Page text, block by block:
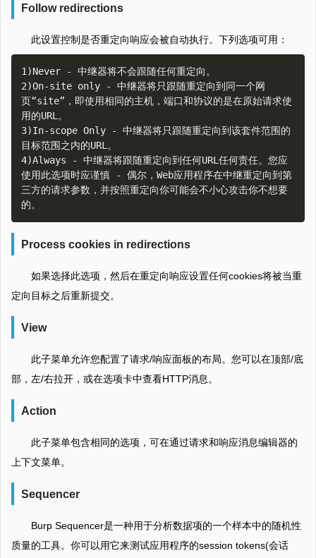
Follow redirections
此设置控制是否重定向响应会被自动执行。下列选项可用：
1)Never - 中继器将不会跟随任何重定向。
2)On-site only - 中继器将只跟随重定向到同一个网
页“site”，即使用相同的主机，端口和协议的是在原始请求使
用的URL。
3)In-scope Only - 中继器将只跟随重定向到该套件范围的
目标范围之内的URL。
4)Always - 中继器将跟随重定向到任何URL任何责任。您应
使用此选项时应谨慎 - 偶尔，Web应用程序在中继重定向到第
三方的请求参数，并按照重定向你可能会不小心攻击你不想要
Process cookies in redirections
如果选择此选项，然后在重定向响应设置任何cookies将被当重
定向目标之后重新提交。
View
此子菜单允许您配置了请求/响应面板的布局。您可以在顶部/底
部，左/右拉开，或在选项卡中查看HTTP消息。
Action
此子菜单包含相同的选项，可在通过请求和响应消息编辑器的
上下文菜单。
Sequencer
Burp Sequencer是一种用于分析数据项的一个样本中的随机性
质量的工具。你可以用它来测试应用程序的session tokens(会话